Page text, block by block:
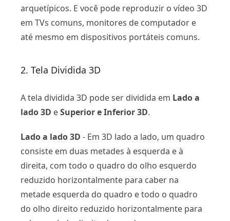
arquetípicos. E você pode reproduzir o vídeo 3D
em TVs comuns, monitores de computador e
até mesmo em dispositivos portáteis comuns.
2. Tela Dividida 3D
A tela dividida 3D pode ser dividida em Lado a
lado 3D eSuperior e Inferior 3D.
Lado a lado 3D - Em 3D lado a lado, um quadro
consiste em duas metades à esquerda e à
direita, com todo o quadro do olho esquerdo
reduzido horizontalmente para caber na
metade esquerda do quadro e todo o quadro
do olho direito reduzido horizontalmente para